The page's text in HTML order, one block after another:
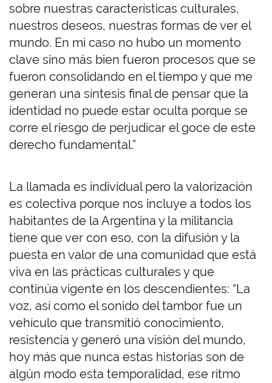
sobre nuestras características culturales,
nuestros deseos, nuestras formas de ver el
mundo. En mi caso no hubo un momento
clave sino más bien fueron procesos que se
fueron consolidando en el tiempo y que me
generan una síntesis final de pensar que la
identidad no puede estar oculta porque se
corre el riesgo de perjudicar el goce de este
derecho fundamental.”
La llamada es individual pero la valorización
es colectiva porque nos incluye a todos los
habitantes de la Argentina y la militancia
tiene que ver con eso, con la difusión y la
puesta en valor de una comunidad que está
viva en las prácticas culturales y que
continúa vigente en los descendientes: “La
voz, así como el sonido del tambor fue un
vehículo que transmitió conocimiento,
resistencia y generó una visión del mundo,
hoy más que nunca estas historias son de
algún modo esta temporalidad, ese ritmo